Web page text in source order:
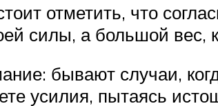
отметить, что
силы, а большой вес,
бывают случаи,
усилия, пытаясь